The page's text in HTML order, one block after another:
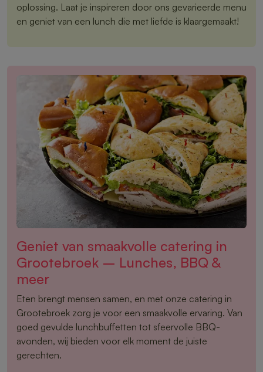
oplossing. Laat je inspireren door ons gevarieerde menu
en geniet van een lunch die met liefde is klaargemaakt!
Geniet van smaakvolle catering in
Grootebroek – Lunches, BBQ &
meer
Eten brengt mensen samen, en met onze catering in
Grootebroek zorg je voor een smaakvolle ervaring. Van
goed gevulde lunchbuffetten tot sfeervolle BBQ-
avonden, wij bieden voor elk moment de juiste
gerechten.